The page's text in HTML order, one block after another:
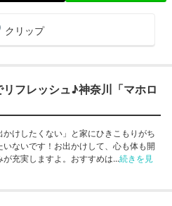
クリップ
フレッシュ♪神奈川「マホロ
けしたくない」と家にひきこもりがち
ないです！お出かけして、心も体も開
充実しますよ。おすすめは...続きを見